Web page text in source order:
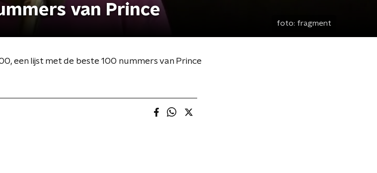
van Prince
foto: fragment
een lijst met de beste 100 nummers van Prince